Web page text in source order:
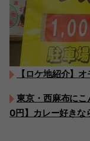
【ロケ地紹介】
東京・西麻布に
0円】カレー好きな